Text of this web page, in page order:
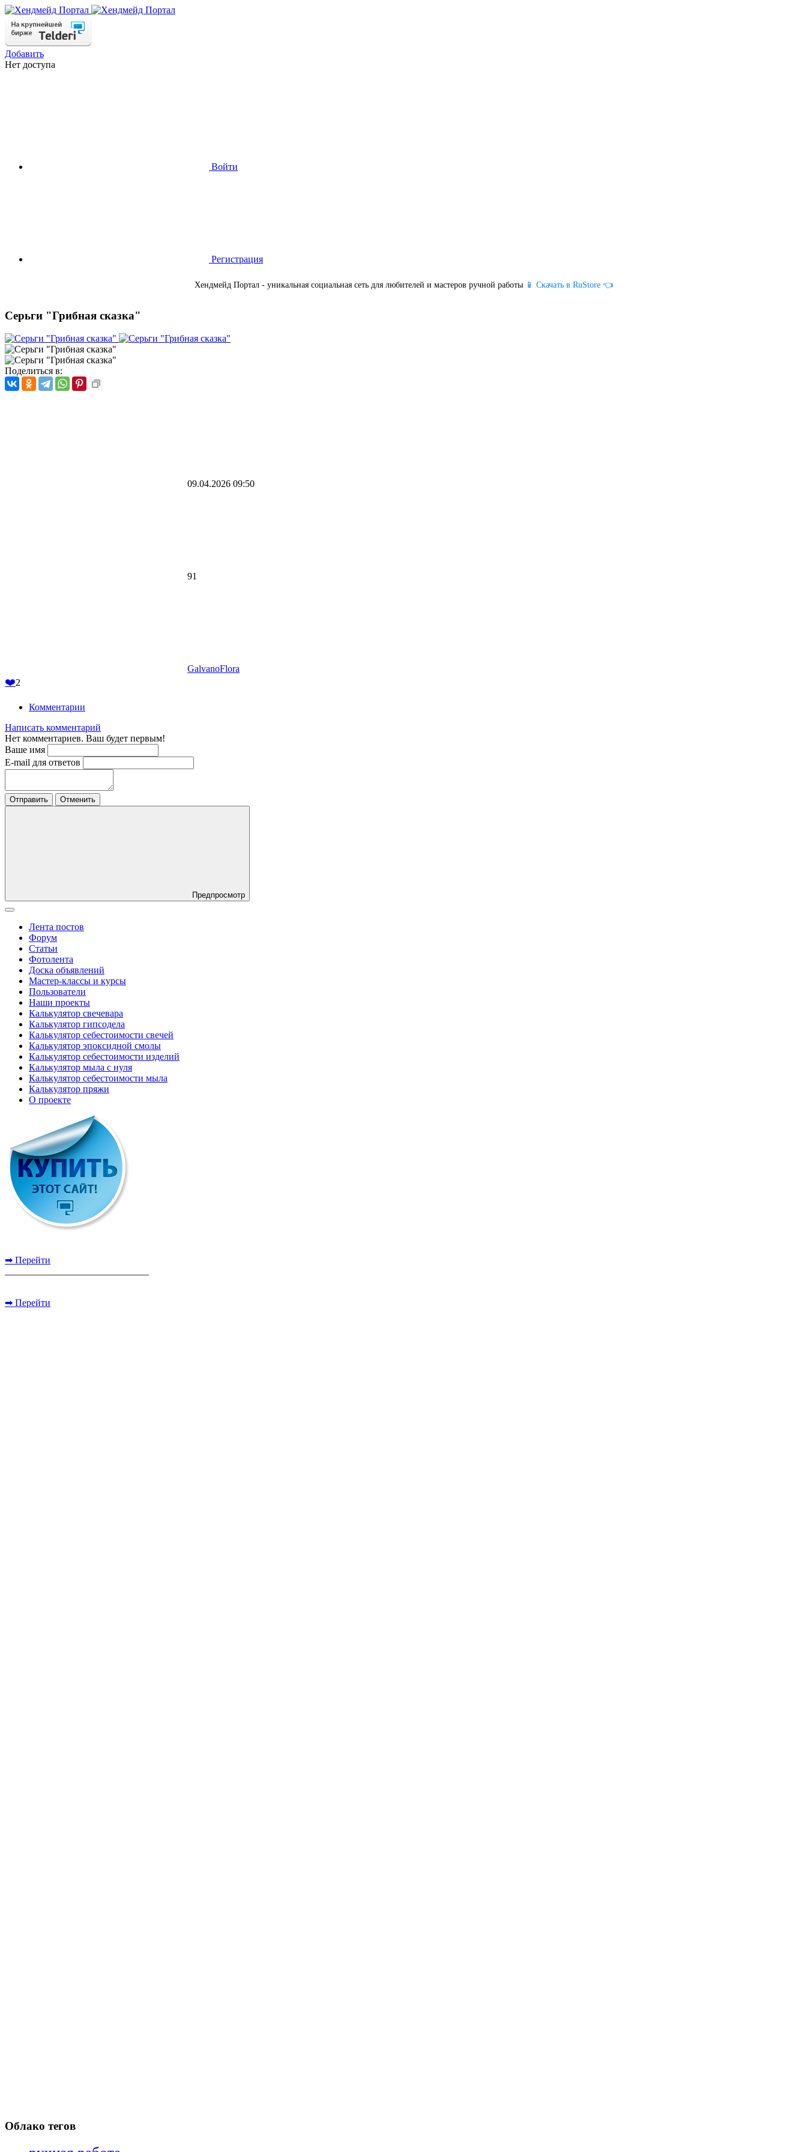
Добавить
Нет доступа
Войти
Регистрация
Хендмейд Портал - уникальная социальная сеть для любителей и мастеров ручной работы 📱 Скачать в RuStore 👈
Серьги "Грибная сказка"
Поделиться в:
09.04.2026 09:50
91
GalvanoFlora
❤️2
Комментарии
Написать комментарий
Нет комментариев. Ваш будет первым!
Ваше имя
E-mail для ответов
Отправить Отменить
Предпросмотр
Лента постов
Форум
Статьи
Фотолента
Доска объявлений
Мастер-классы и курсы
Пользователи
Наши проекты
Калькулятор свечевара
Калькулятор гипсодела
Калькулятор себестоимости свечей
Калькулятор эпоксидной смолы
Калькулятор себестоимости изделий
Калькулятор мыла с нуля
Калькулятор себестоимости мыла
Калькулятор пряжи
О проекте
➡ Перейти
➡ Перейти
Облако тегов